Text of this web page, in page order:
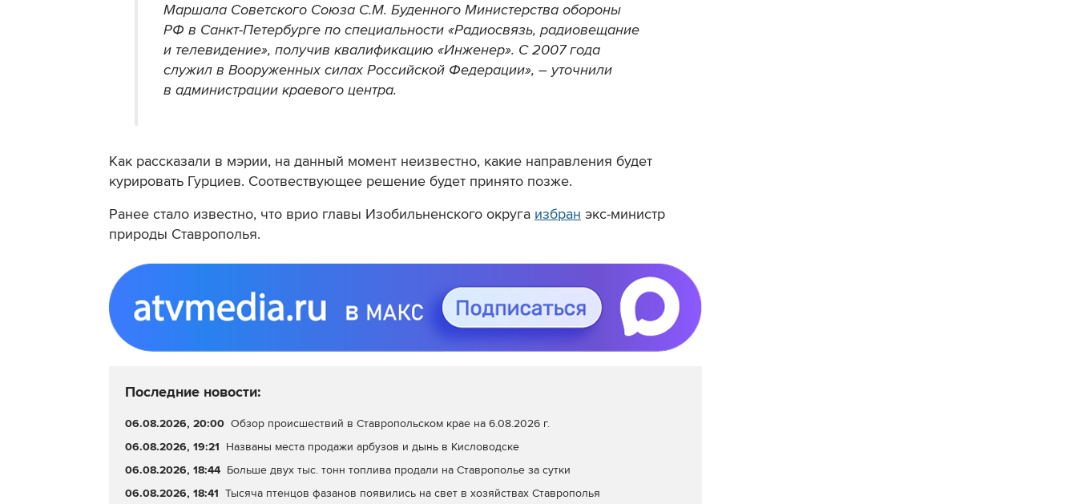
Маршала Советского Союза С.М. Буденного Министерства обороны
РФ в Санкт-Петербурге по специальности «Радиосвязь, радиовещание
и телевидение», получив квалификацию «Инженер». С 2007 года
служил в Вооруженных силах Российской Федерации», – уточнили
в администрации краевого центра.
Как рассказали в мэрии, на данный момент неизвестно, какие направления будет
курировать Гурциев. Соотвествующее решение будет принято позже.
Ранее стало известно, что врио главы Изобильненского округа избран экс-министр
природы Ставрополья.
Последние новости:
06.08.2026, 20:00 Обзор происшествий в Ставропольском крае на 6.08.2026 г.
06.08.2026, 19:21 Названы места продажи арбузов и дынь в Кисловодске
06.08.2026, 18:44 Больше двух тыс. тонн топлива продали на Ставрополье за сутки
06.08.2026, 18:41 Тысяча птенцов фазанов появились на свет в хозяйствах Ставрополья